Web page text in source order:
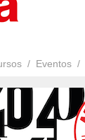
Eventos